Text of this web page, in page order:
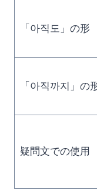
「아직도」の形
「아직까지」の
疑問文での使用